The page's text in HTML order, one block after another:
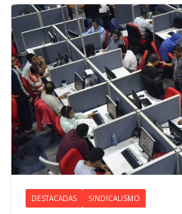
DESTACADAS SINDICALISMO